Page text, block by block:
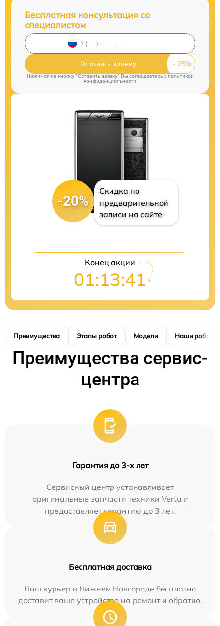
Бесплатная консультация со
специалистом
Оставить заявку
Нажимая на кнопку "Оставить заявку" Вы соглашаетесь cполитикой
конфиденциальности
-20%
Скидка по
предварительной
записи на сайте
Конец акции
01:13:41
Преимущества Этапы работ Модели Наши работы
Преимущества сервис-
центра
Гарантия до 3-х лет
Сервисный центр устанавливает
оригинальные запчасти техники Vertu и
предоставляет гарантию до 3 лет.
Бесплатная доставка
Наш курьер в Нижнем Новгороде бесплатно
доставит ваше устройство на ремонт и обратно.